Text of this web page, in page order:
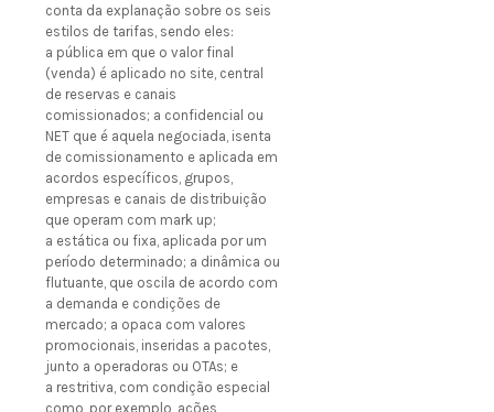
conta da explanação sobre os seis
estilos de tarifas, sendo eles:
a pública em que o valor final
(venda) é aplicado no site, central
de reservas e canais
comissionados; a confidencial ou
NET que é aquela negociada, isenta
de comissionamento e aplicada em
acordos específicos, grupos,
empresas e canais de distribuição
que operam com mark up;
a estática ou fixa, aplicada por um
período determinado; a dinâmica ou
flutuante, que oscila de acordo com
a demanda e condições de
mercado; a opaca com valores
promocionais, inseridas a pacotes,
junto a operadoras ou OTAs; e
a restritiva, com condição especial
como, por exemplo, ações